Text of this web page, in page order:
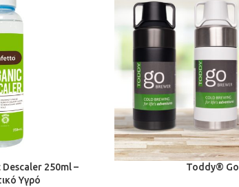
250ml –
Υγρό
Toddy® Go